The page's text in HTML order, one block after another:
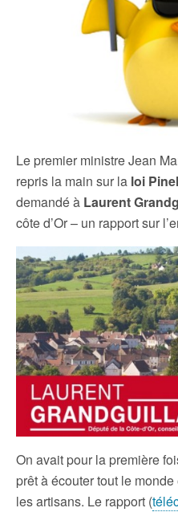
Le premier ministre Jean
repris la main sur la loi
demandé à Laurent
côte d’Or – un rapport sur
On avait pour la première
prêt à écouter tout le
les artisans. Le rapport (